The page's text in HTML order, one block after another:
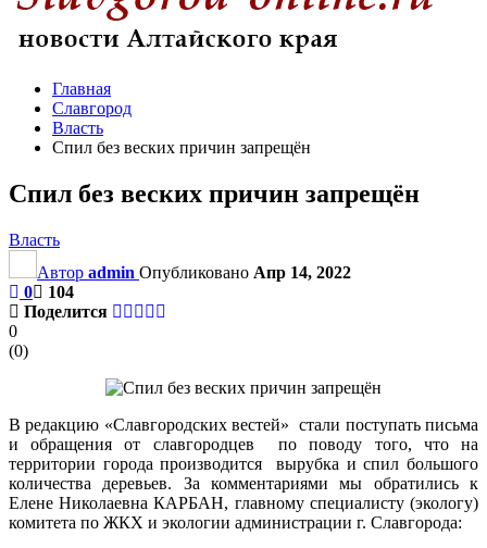
Главная
Славгород
Власть
Спил без веских причин запрещён
Спил без веских причин запрещён
Власть
Автор admin Опубликовано Апр 14, 2022
0
104
Поделится
0
(0)
В редакцию «Славгородских вестей» стали поступать письма
и обращения от славгородцев по поводу того, что на
территории города производится вырубка и спил большого
количества деревьев. За комментариями мы обратились к
Елене Николаевна КАРБАН, главному специалисту (экологу)
комитета по ЖКХ и экологии администрации г. Славгорода: